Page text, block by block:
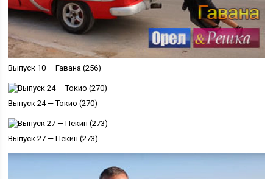
Выпуск 10 — Гавана (256)
Выпуск 24 — Токио (270)
Выпуск 27 — Пекин (273)